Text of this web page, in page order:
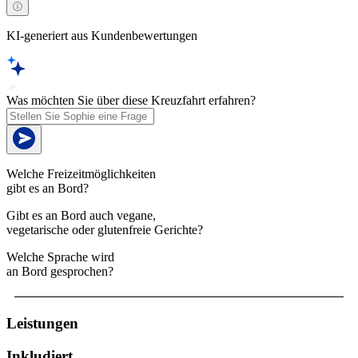
KI-generiert aus Kundenbewertungen
Was möchten Sie über diese Kreuzfahrt erfahren?
Welche Freizeitmöglichkeiten
gibt es an Bord?
Gibt es an Bord auch vegane,
vegetarische oder glutenfreie Gerichte?
Welche Sprache wird
an Bord gesprochen?
Leistungen